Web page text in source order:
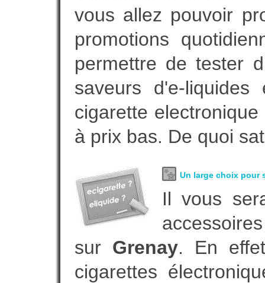
vous allez pouvoir
promotions
permettre de tester
saveurs d'e-
cigarette
à prix bas. De quoi
Un large choix pour
Il vous
sur Grenay. En
cigarettes